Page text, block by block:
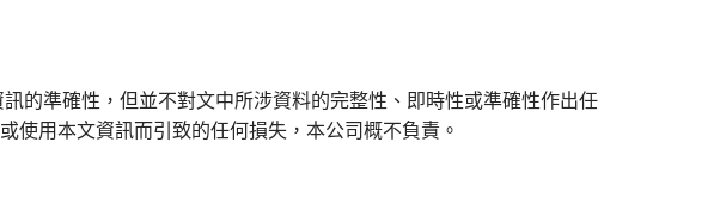
的準確性，但並不對文中所涉資料的完整性、即時性或準確性作出任
使用本文資訊而引致的任何損失，本公司概不負責。